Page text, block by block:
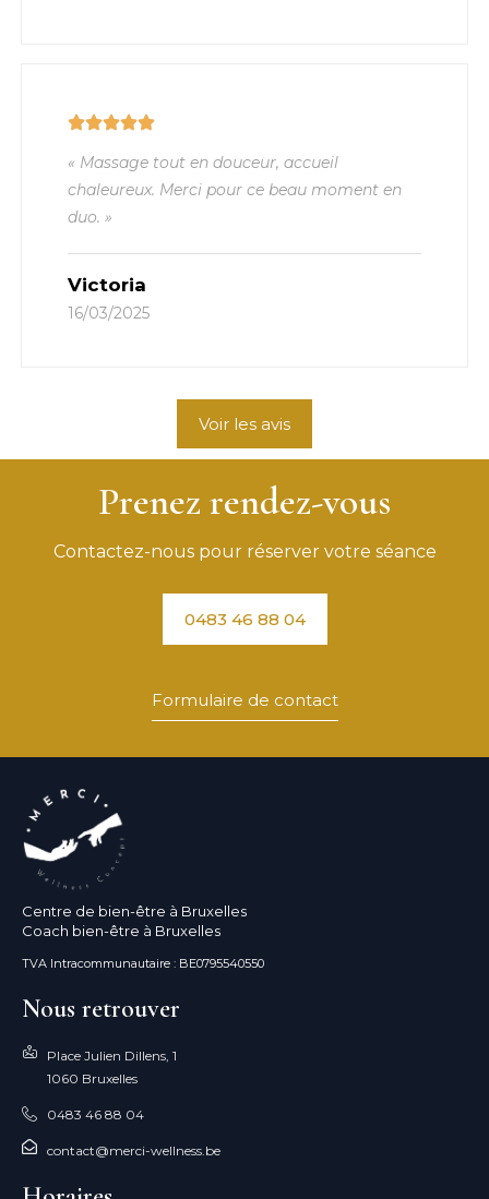
« Massage tout en douceur, accueil
chaleureux. Merci pour ce beau moment en
duo. »
Victoria
16/03/2025
Voir les avis
Prenez rendez-vous
Contactez-nous pour réserver votre séance
0483 46 88 04
Formulaire de contact
Centre de bien-être à Bruxelles
Coach bien-être à Bruxelles
TVA Intracommunautaire : BE0795540550
Nous retrouver
Place Julien Dillens, 1
1060 Bruxelles
0483 46 88 04
contact@merci-wellness.be